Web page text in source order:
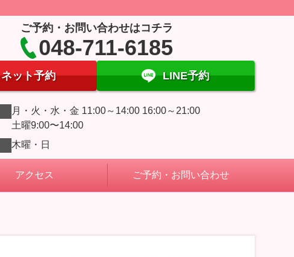
ご予約・お問い合わせはコチラ
048-711-6185
ネット予約 LINE予約
月・火・水・金 11:00～14:00 16:00～21:00
土曜9:00〜14:00
木曜・日
アクセス ご予約・お問い合わせ